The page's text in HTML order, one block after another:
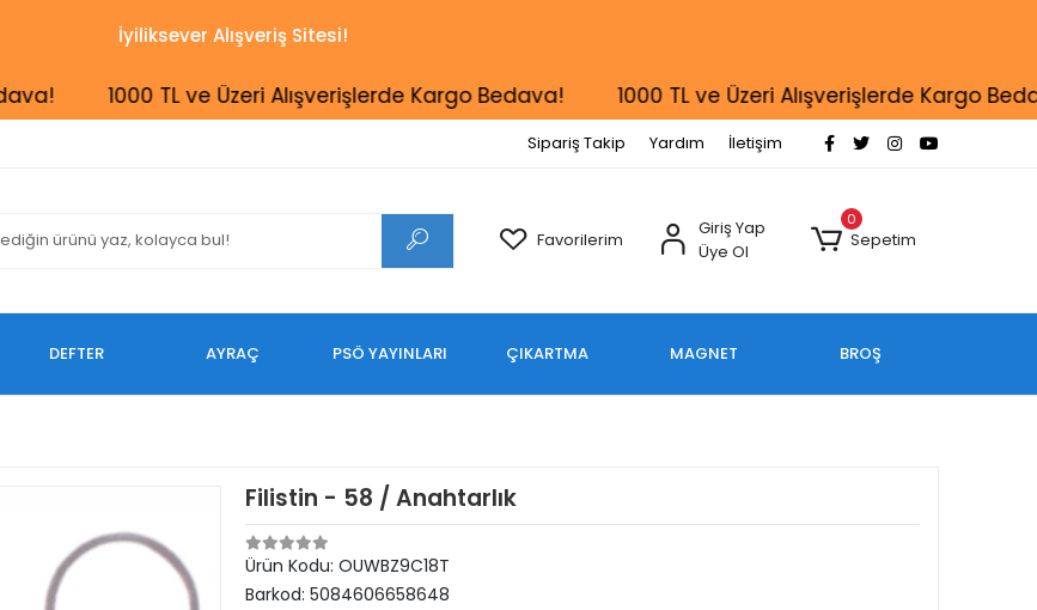
İyiliksever Alışveriş Sitesi!
1000 TL ve Üzeri Alışverişlerde Kargo Bedava! 1000 TL ve Üzeri Alışverişlerde Kargo Bedava!
Sipariş Takip Yardım İletişim
Favorilerim
Giriş Yap
Üye Ol
0
Sepetim
DEFTER AYRAÇ PSÖ YAYINLARI ÇIKARTMA MAGNET BROŞ
Filistin - 58 / Anahtarlık
Ürün Kodu: OUWBZ9C18T
Barkod: 5084606658648